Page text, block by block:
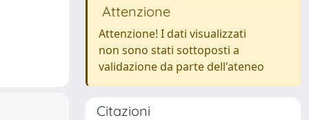
Attenzione
Attenzione! I dati visualizzati
non sono stati sottoposti a
validazione da parte dell'ateneo
Citazioni